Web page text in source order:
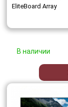
EliteBoard Array
В наличии